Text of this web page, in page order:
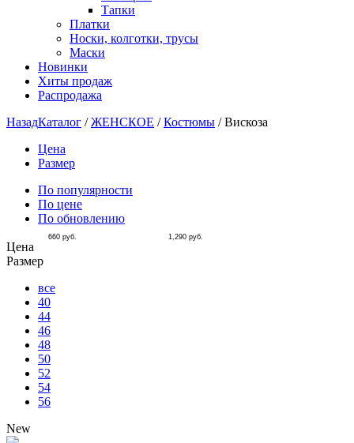
Тапки
Платки
Носки, колготки, трусы
Маски
Новинки
Хиты продаж
Распродажа
НазадКаталог /ЖЕНСКОЕ /Костюмы /Вискоза
Цена
Размер
По популярности
По цене
По обновлению
Цена
660 руб. 1,290 руб.
Размер
все
40
44
46
48
50
52
54
56
New